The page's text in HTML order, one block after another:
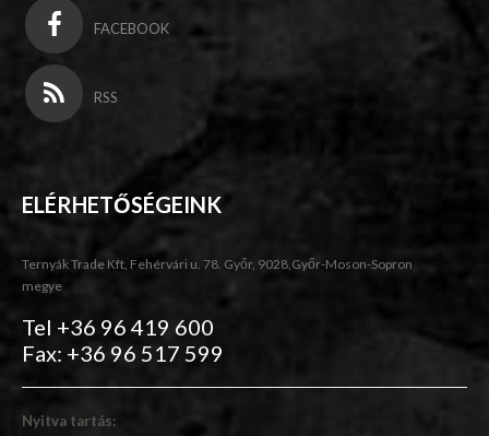
FACEBOOK
RSS
ELÉRHETŐSÉGEINK
Ternyák Trade Kft, Fehérvári u. 78. Győr, 9028,Győr-Moson-Sopron
megye
Tel +36 96 419 600
Fax: +36 96 517 599
Nyitva tartás: